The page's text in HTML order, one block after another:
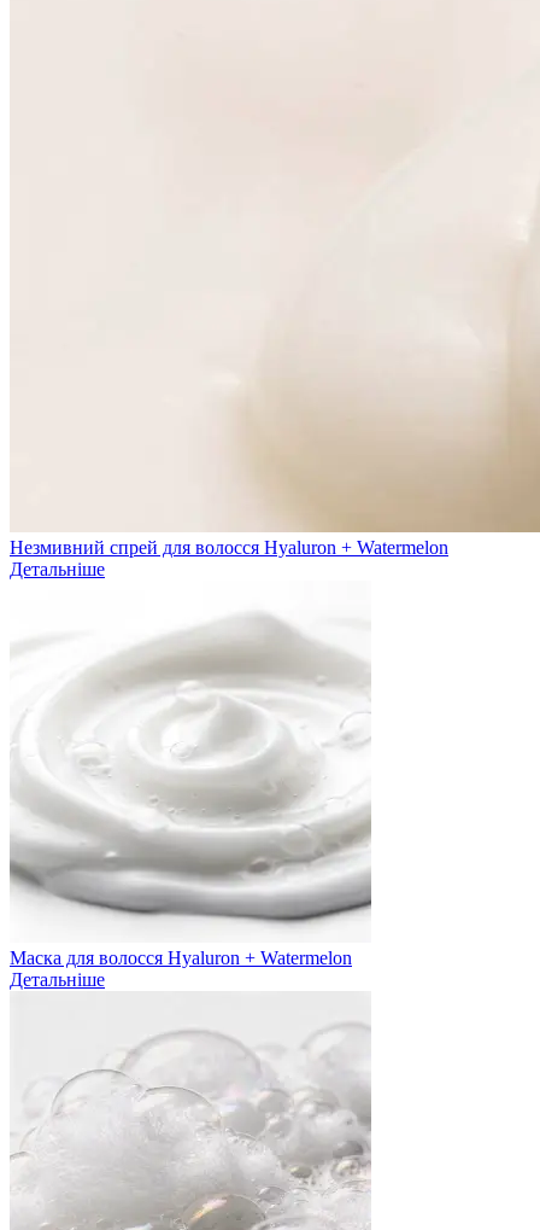
Незмивний спрей для волосся Hyaluron + Watermelon
Детальніше
Маска для волосся Hyaluron + Watermelon
Детальніше